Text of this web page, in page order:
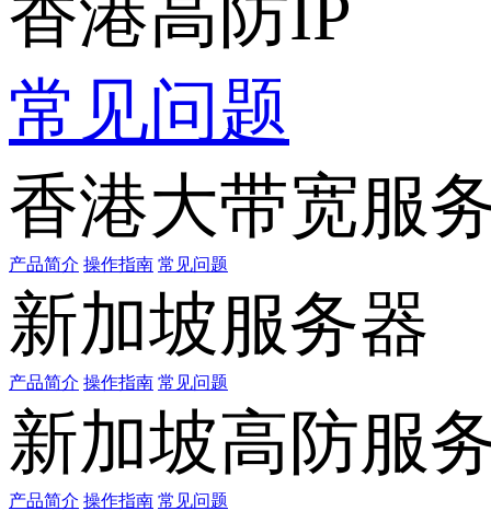
香港高防IP
常见问题
香港大带宽服
产品简介 操作指南 常见问题
新加坡服务器
产品简介 操作指南 常见问题
新加坡高防服
产品简介 操作指南 常见问题